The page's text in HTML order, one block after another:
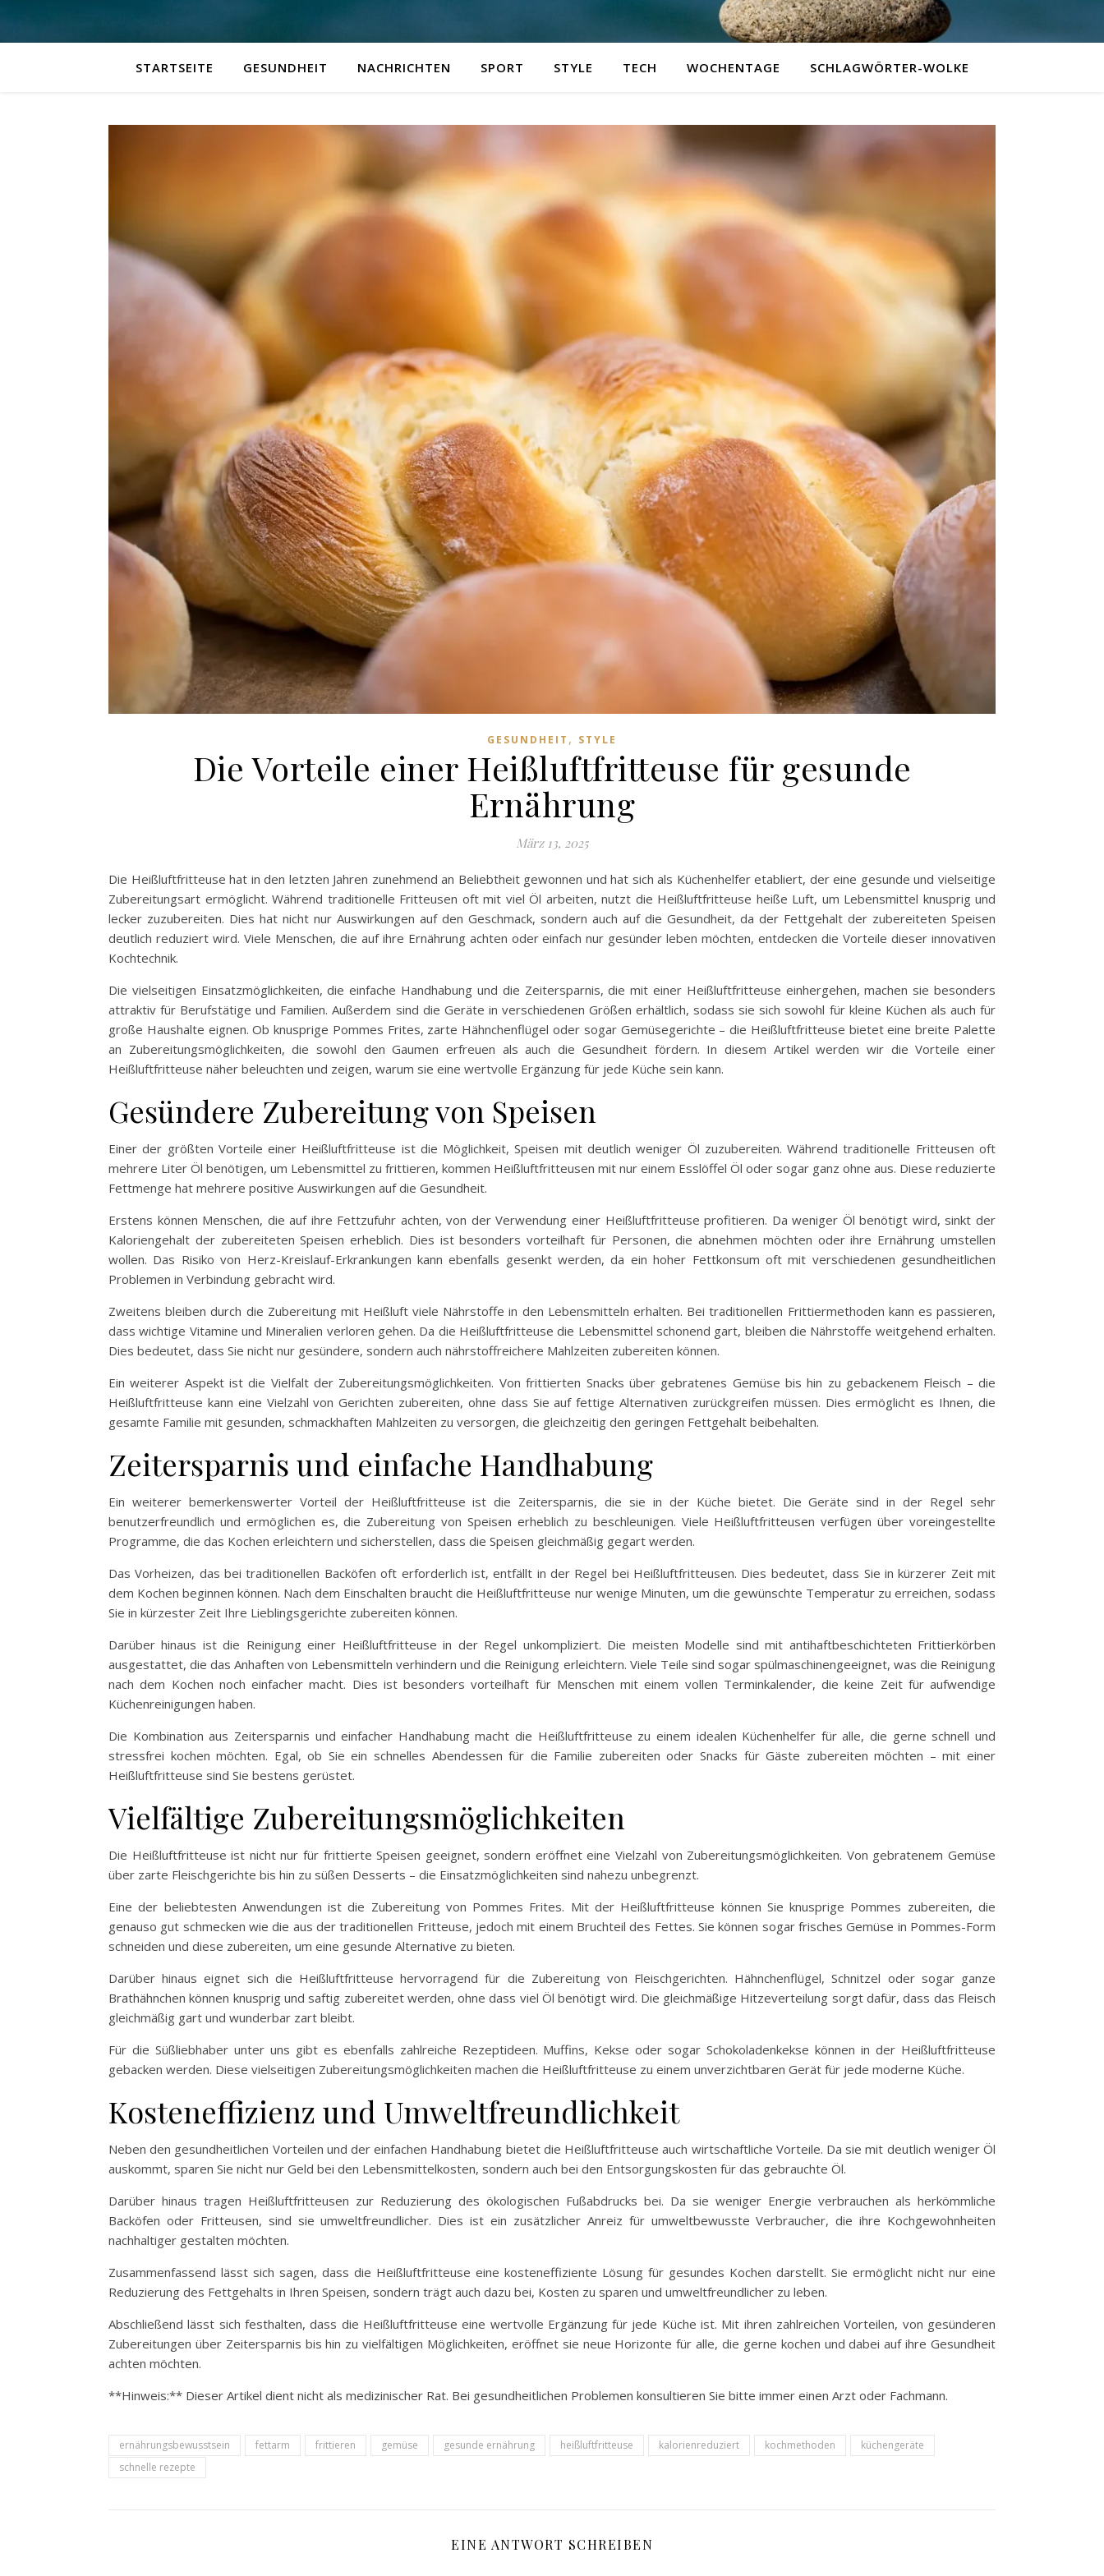
STARTSEITE GESUNDHEIT NACHRICHTEN SPORT STYLE TECH WOCHENTAGE SCHLAGWÖRTER-WOLKE
GESUNDHEIT , STYLE
Die Vorteile einer Heißluftfritteuse für gesunde
Ernährung
März 13, 2025
Die Heißluftfritteuse hat in den letzten Jahren zunehmend an Beliebtheit gewonnen und hat sich als Küchenhelfer etabliert, der eine gesunde und vielseitige
Zubereitungsart ermöglicht. Während traditionelle Fritteusen oft mit viel Öl arbeiten, nutzt die Heißluftfritteuse heiße Luft, um Lebensmittel knusprig und
lecker zuzubereiten. Dies hat nicht nur Auswirkungen auf den Geschmack, sondern auch auf die Gesundheit, da der Fettgehalt der zubereiteten Speisen
deutlich reduziert wird. Viele Menschen, die auf ihre Ernährung achten oder einfach nur gesünder leben möchten, entdecken die Vorteile dieser innovativen
Kochtechnik.
Die vielseitigen Einsatzmöglichkeiten, die einfache Handhabung und die Zeitersparnis, die mit einer Heißluftfritteuse einhergehen, machen sie besonders
attraktiv für Berufstätige und Familien. Außerdem sind die Geräte in verschiedenen Größen erhältlich, sodass sie sich sowohl für kleine Küchen als auch für
große Haushalte eignen. Ob knusprige Pommes Frites, zarte Hähnchenflügel oder sogar Gemüsegerichte – die Heißluftfritteuse bietet eine breite Palette
an Zubereitungsmöglichkeiten, die sowohl den Gaumen erfreuen als auch die Gesundheit fördern. In diesem Artikel werden wir die Vorteile einer
Heißluftfritteuse näher beleuchten und zeigen, warum sie eine wertvolle Ergänzung für jede Küche sein kann.
Gesündere Zubereitung von Speisen
Einer der größten Vorteile einer Heißluftfritteuse ist die Möglichkeit, Speisen mit deutlich weniger Öl zuzubereiten. Während traditionelle Fritteusen oft
mehrere Liter Öl benötigen, um Lebensmittel zu frittieren, kommen Heißluftfritteusen mit nur einem Esslöffel Öl oder sogar ganz ohne aus. Diese reduzierte
Fettmenge hat mehrere positive Auswirkungen auf die Gesundheit.
Erstens können Menschen, die auf ihre Fettzufuhr achten, von der Verwendung einer Heißluftfritteuse profitieren. Da weniger Öl benötigt wird, sinkt der
Kaloriengehalt der zubereiteten Speisen erheblich. Dies ist besonders vorteilhaft für Personen, die abnehmen möchten oder ihre Ernährung umstellen
wollen. Das Risiko von Herz-Kreislauf-Erkrankungen kann ebenfalls gesenkt werden, da ein hoher Fettkonsum oft mit verschiedenen gesundheitlichen
Problemen in Verbindung gebracht wird.
Zweitens bleiben durch die Zubereitung mit Heißluft viele Nährstoffe in den Lebensmitteln erhalten. Bei traditionellen Frittiermethoden kann es passieren,
dass wichtige Vitamine und Mineralien verloren gehen. Da die Heißluftfritteuse die Lebensmittel schonend gart, bleiben die Nährstoffe weitgehend erhalten.
Dies bedeutet, dass Sie nicht nur gesündere, sondern auch nährstoffreichere Mahlzeiten zubereiten können.
Ein weiterer Aspekt ist die Vielfalt der Zubereitungsmöglichkeiten. Von frittierten Snacks über gebratenes Gemüse bis hin zu gebackenem Fleisch – die
Heißluftfritteuse kann eine Vielzahl von Gerichten zubereiten, ohne dass Sie auf fettige Alternativen zurückgreifen müssen. Dies ermöglicht es Ihnen, die
gesamte Familie mit gesunden, schmackhaften Mahlzeiten zu versorgen, die gleichzeitig den geringen Fettgehalt beibehalten.
Zeitersparnis und einfache Handhabung
Ein weiterer bemerkenswerter Vorteil der Heißluftfritteuse ist die Zeitersparnis, die sie in der Küche bietet. Die Geräte sind in der Regel sehr
benutzerfreundlich und ermöglichen es, die Zubereitung von Speisen erheblich zu beschleunigen. Viele Heißluftfritteusen verfügen über voreingestellte
Programme, die das Kochen erleichtern und sicherstellen, dass die Speisen gleichmäßig gegart werden.
Das Vorheizen, das bei traditionellen Backöfen oft erforderlich ist, entfällt in der Regel bei Heißluftfritteusen. Dies bedeutet, dass Sie in kürzerer Zeit mit
dem Kochen beginnen können. Nach dem Einschalten braucht die Heißluftfritteuse nur wenige Minuten, um die gewünschte Temperatur zu erreichen, sodass
Sie in kürzester Zeit Ihre Lieblingsgerichte zubereiten können.
Darüber hinaus ist die Reinigung einer Heißluftfritteuse in der Regel unkompliziert. Die meisten Modelle sind mit antihaftbeschichteten Frittierkörben
ausgestattet, die das Anhaften von Lebensmitteln verhindern und die Reinigung erleichtern. Viele Teile sind sogar spülmaschinengeeignet, was die Reinigung
nach dem Kochen noch einfacher macht. Dies ist besonders vorteilhaft für Menschen mit einem vollen Terminkalender, die keine Zeit für aufwendige
Küchenreinigungen haben.
Die Kombination aus Zeitersparnis und einfacher Handhabung macht die Heißluftfritteuse zu einem idealen Küchenhelfer für alle, die gerne schnell und
stressfrei kochen möchten. Egal, ob Sie ein schnelles Abendessen für die Familie zubereiten oder Snacks für Gäste zubereiten möchten – mit einer
Heißluftfritteuse sind Sie bestens gerüstet.
Vielfältige Zubereitungsmöglichkeiten
Die Heißluftfritteuse ist nicht nur für frittierte Speisen geeignet, sondern eröffnet eine Vielzahl von Zubereitungsmöglichkeiten. Von gebratenem Gemüse
über zarte Fleischgerichte bis hin zu süßen Desserts – die Einsatzmöglichkeiten sind nahezu unbegrenzt.
Eine der beliebtesten Anwendungen ist die Zubereitung von Pommes Frites. Mit der Heißluftfritteuse können Sie knusprige Pommes zubereiten, die
genauso gut schmecken wie die aus der traditionellen Fritteuse, jedoch mit einem Bruchteil des Fettes. Sie können sogar frisches Gemüse in Pommes-Form
schneiden und diese zubereiten, um eine gesunde Alternative zu bieten.
Darüber hinaus eignet sich die Heißluftfritteuse hervorragend für die Zubereitung von Fleischgerichten. Hähnchenflügel, Schnitzel oder sogar ganze
Brathähnchen können knusprig und saftig zubereitet werden, ohne dass viel Öl benötigt wird. Die gleichmäßige Hitzeverteilung sorgt dafür, dass das Fleisch
gleichmäßig gart und wunderbar zart bleibt.
Für die Süßliebhaber unter uns gibt es ebenfalls zahlreiche Rezeptideen. Muffins, Kekse oder sogar Schokoladenkekse können in der Heißluftfritteuse
gebacken werden. Diese vielseitigen Zubereitungsmöglichkeiten machen die Heißluftfritteuse zu einem unverzichtbaren Gerät für jede moderne Küche.
Kosteneffizienz und Umweltfreundlichkeit
Neben den gesundheitlichen Vorteilen und der einfachen Handhabung bietet die Heißluftfritteuse auch wirtschaftliche Vorteile. Da sie mit deutlich weniger Öl
auskommt, sparen Sie nicht nur Geld bei den Lebensmittelkosten, sondern auch bei den Entsorgungskosten für das gebrauchte Öl.
Darüber hinaus tragen Heißluftfritteusen zur Reduzierung des ökologischen Fußabdrucks bei. Da sie weniger Energie verbrauchen als herkömmliche
Backöfen oder Fritteusen, sind sie umweltfreundlicher. Dies ist ein zusätzlicher Anreiz für umweltbewusste Verbraucher, die ihre Kochgewohnheiten
nachhaltiger gestalten möchten.
Zusammenfassend lässt sich sagen, dass die Heißluftfritteuse eine kosteneffiziente Lösung für gesundes Kochen darstellt. Sie ermöglicht nicht nur eine
Reduzierung des Fettgehalts in Ihren Speisen, sondern trägt auch dazu bei, Kosten zu sparen und umweltfreundlicher zu leben.
Abschließend lässt sich festhalten, dass die Heißluftfritteuse eine wertvolle Ergänzung für jede Küche ist. Mit ihren zahlreichen Vorteilen, von gesünderen
Zubereitungen über Zeitersparnis bis hin zu vielfältigen Möglichkeiten, eröffnet sie neue Horizonte für alle, die gerne kochen und dabei auf ihre Gesundheit
achten möchten.
**Hinweis:** Dieser Artikel dient nicht als medizinischer Rat. Bei gesundheitlichen Problemen konsultieren Sie bitte immer einen Arzt oder Fachmann.
ernährungsbewusstsein fettarm frittieren gemüse gesunde ernährung heißluftfritteuse kalorienreduziert kochmethoden
küchengeräte
schnelle rezepte
EINE ANTWORT SCHREIBEN